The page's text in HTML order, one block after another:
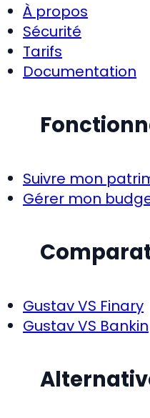
À propos
Sécurité
Tarifs
Documentation
Suivre mon
Gérer mon
Gustav VS Finary
Gustav VS Bankin